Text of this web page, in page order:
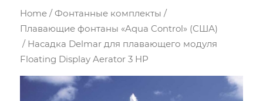
Home /Фонтанные комплекты /
Плавающие фонтаны «Aqua Control» (США)
/ Насадка Delmar для плавающего модуля
Floating Display Aerator 3 HP